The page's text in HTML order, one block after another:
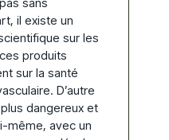
sans
il existe un
sur les
produits
sur la santé
D’autre
dangereux et
même, avec un